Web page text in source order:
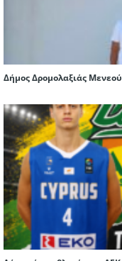
Δήμος Δρομολαξιάς